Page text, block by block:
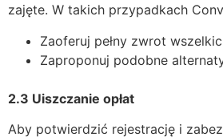
zajęte. W takich przypadkach
Zaoferuj pełny zwrot
Zaproponuj podobne
2.3 Uiszczanie opłat
Aby potwierdzić rejestrację i